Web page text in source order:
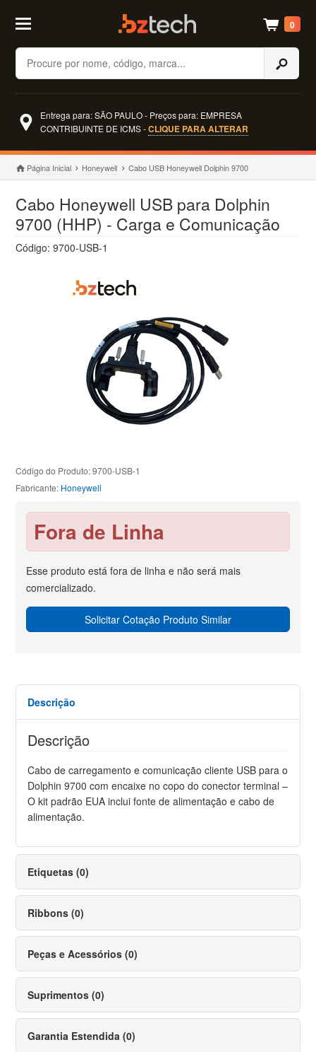
Buscar
0
Entrega para: SÃO PAULO - Preços para: EMPRESA
CONTRIBUINTE DE ICMS -CLIQUE PARA ALTERAR
Página Inicial Honeywell Cabo USB Honeywell Dolphin 9700
Cabo Honeywell USB para Dolphin
9700 (HHP) - Carga e Comunicação
Código: 9700-USB-1
Código do Produto: 9700-USB-1
Fabricante: Honeywell
Fora de Linha
Esse produto está fora de linha e não será mais
comercializado.
Solicitar Cotação Produto Similar
Descrição
Descrição
Cabo de carregamento e comunicação cliente USB para o
Dolphin 9700 com encaixe no copo do conector terminal –
O kit padrão EUA inclui fonte de alimentação e cabo de
alimentação.
Etiquetas (0)
Ribbons (0)
Peças e Acessórios (0)
Suprimentos (0)
Garantia Estendida (0)